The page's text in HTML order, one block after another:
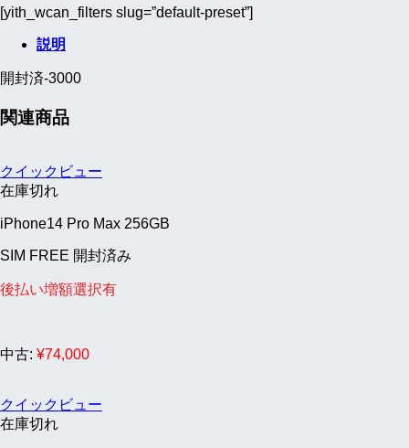
[yith_wcan_filters slug=”default-preset”]
説明
開封済-3000
関連商品
クイックビュー
在庫切れ
iPhone14 Pro Max 256GB
SIM FREE 開封済み
後払い増額選択有
中古: ¥74,000
クイックビュー
在庫切れ